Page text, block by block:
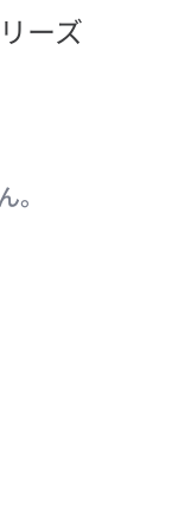
ーズ